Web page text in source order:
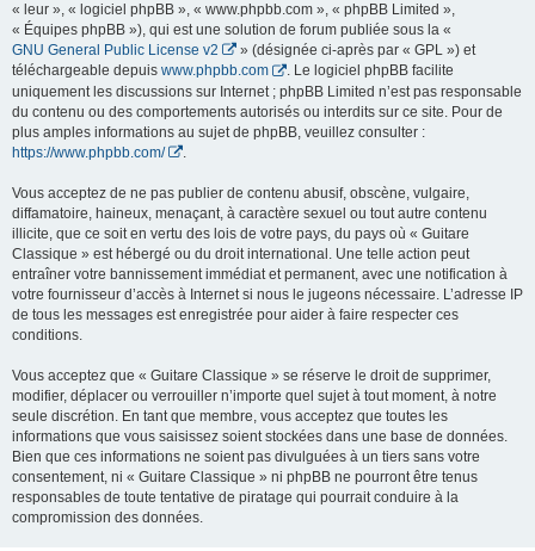
« leur », « logiciel phpBB », « www.phpbb.com », « phpBB Limited »,
« Équipes phpBB »), qui est une solution de forum publiée sous la «
GNU General Public License v2
» (désignée ci-après par « GPL ») et
téléchargeable depuis www.phpbb.com
. Le logiciel phpBB facilite
uniquement les discussions sur Internet ; phpBB Limited n’est pas responsable
du contenu ou des comportements autorisés ou interdits sur ce site. Pour de
plus amples informations au sujet de phpBB, veuillez consulter :
https://www.phpbb.com/
Vous acceptez de ne pas publier de contenu abusif, obscène, vulgaire,
diffamatoire, haineux, menaçant, à caractère sexuel ou tout autre contenu
illicite, que ce soit en vertu des lois de votre pays, du pays où « Guitare
Classique » est hébergé ou du droit international. Une telle action peut
entraîner votre bannissement immédiat et permanent, avec une notification à
votre fournisseur d’accès à Internet si nous le jugeons nécessaire. L’adresse IP
de tous les messages est enregistrée pour aider à faire respecter ces
conditions.
Vous acceptez que « Guitare Classique » se réserve le droit de supprimer,
modifier, déplacer ou verrouiller n’importe quel sujet à tout moment, à notre
seule discrétion. En tant que membre, vous acceptez que toutes les
informations que vous saisissez soient stockées dans une base de données.
Bien que ces informations ne soient pas divulguées à un tiers sans votre
consentement, ni « Guitare Classique » ni phpBB ne pourront être tenus
responsables de toute tentative de piratage qui pourrait conduire à la
compromission des données.